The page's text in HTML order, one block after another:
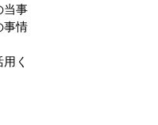
当事
事情
く